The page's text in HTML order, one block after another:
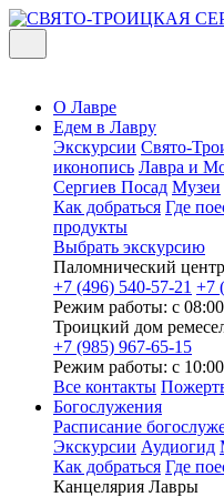
О Лавре
Едем в Лавру
Экскурсии Свято-
иконопись Лавра и
Сергиев Посад Музеи
Как добраться Где
продукты
Выбрать экскурсию
Паломнический центр
+7 (496) 540-57-21 +7
Режим работы: с
Троицкий дом
+7 (985) 967-65-15
Режим работы: с
Все контакты
Богослужения
Расписание
Экскурсии Аудиогид
Как добраться Где
Канцелярия Лавры